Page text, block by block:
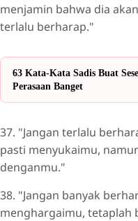
menjamin bahwa dia
terlalu berharap."
63 Kata-Kata Sadis Buat
Perasaan Banget
37. "Jangan terlalu
pasti menyukaimu,
denganmu."
38. "Jangan banyak
menghargaimu, tetaplah